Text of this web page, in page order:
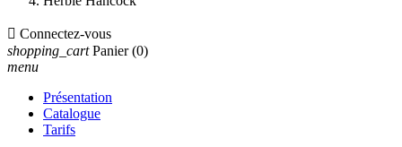
 Connectez-vous
shopping_cart Panier (0)
menu
Présentation
Catalogue
Tarifs